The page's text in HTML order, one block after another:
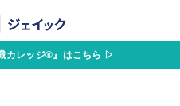
カレッジ®』はこちら ▷